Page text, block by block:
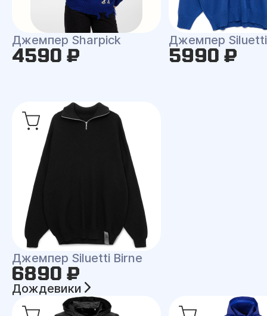
Джемпер Sharpick
4590 ₽
Джемпер
5990 ₽
Джемпер Siluetti Birne
6890 ₽
Дождевики